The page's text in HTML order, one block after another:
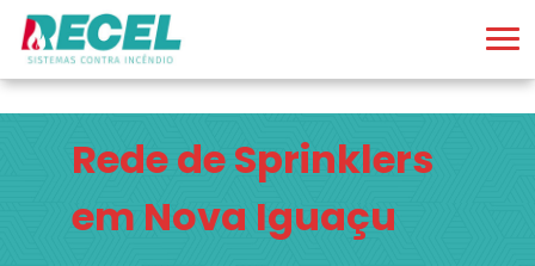
Rede de Sprinklers
em Nova Iguaçu